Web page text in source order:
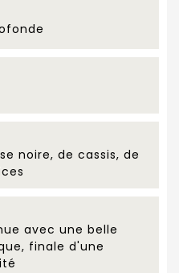
noire, de cassis, de
avec une belle
finale d'une